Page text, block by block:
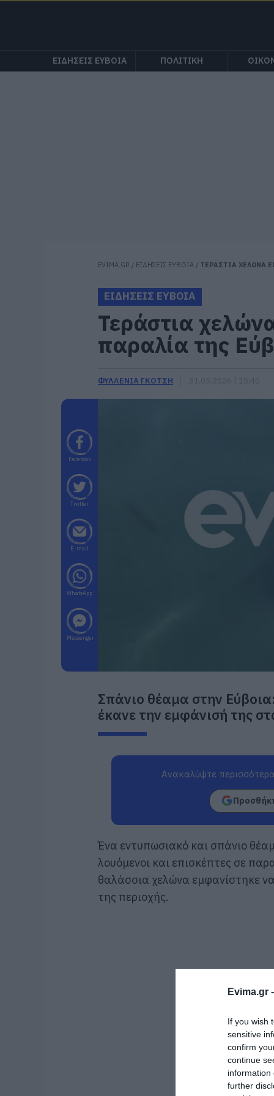
Evima.gr -
If you wish
sensitive
confirm
continue
information
further
ΕΙΔΗΣΕΙΣ ΕΥΒΟΙΑ ΠΟΛΙΤΙΚΗ
EVIMA.GR / ΕΙΔΗΣΕΙΣ ΕΥΒΟΙΑ / ΤΕΡΑΣΤΙΑ ΧΕΛΩΝΑ
ΕΙΔΗΣΕΙΣ ΕΥΒΟΙΑ
Τεράστια
παραλία της
ΦΥΛΛΕΝΙΑ ΓΚΟΤΣΗ
Facebook
Twitter
E-mail
WhatsApp
Messenger
Σπάνιο θέαμα στην
έκανε την εμφάνισή της
Ανακαλύψτε
Ένα εντυπωσιακό και σπάνιο
λουόμενοι και επισκέπτες σε
θαλάσσια χελώνα εμφανίστηκε
της περιοχής.